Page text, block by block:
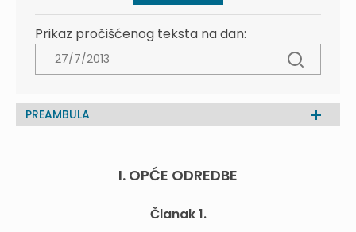
Prikaz pročišćenog teksta na dan:
PREAMBULA
I. OPĆE ODREDBE
Članak 1.